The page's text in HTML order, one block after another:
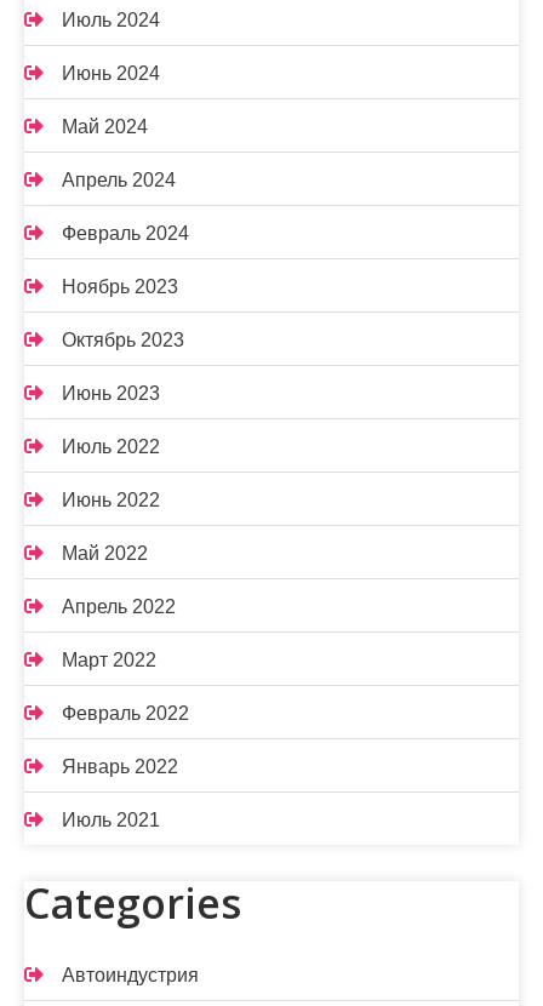
Июль 2024
Июнь 2024
Май 2024
Апрель 2024
Февраль 2024
Ноябрь 2023
Октябрь 2023
Июнь 2023
Июль 2022
Июнь 2022
Май 2022
Апрель 2022
Март 2022
Февраль 2022
Январь 2022
Июль 2021
Categories
Автоиндустрия